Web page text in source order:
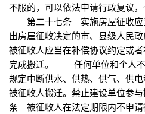
不服的，可以依法申请行政复议，
第二十七条 实施房屋征收
出房屋征收决定的市、县级人民政
被征收人应当在补偿协议约定或
完成搬迁。 任何单位和个人不
规定中断供水、供热、供气、供
被征收人搬迁。禁止建设单位
条 被征收人在法定期限内不申请